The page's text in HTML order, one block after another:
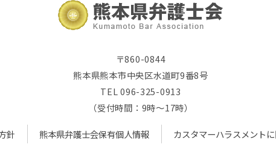
〒860-0844
熊本県熊本市中央区水道町9番8号
TEL 096-325-0913
（受付時間：9時～17時）
針 熊本県弁護士会保有個人情報 カスタマーハラスメント